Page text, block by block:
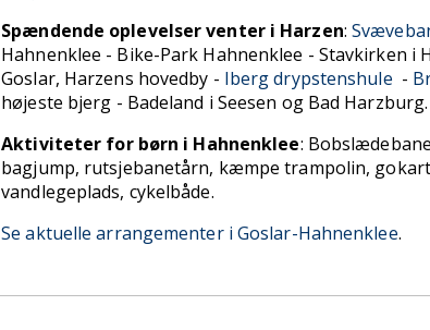
Spændende oplevelser venter i Harzen:
Hahnenklee - Bike-Park Hahnenklee - Stavkirken i
Goslar, Harzens hovedby - Iberg drypstenshule -
højeste bjerg - Badeland i Seesen og Bad Harzburg.
Aktiviteter for børn i Hahnenklee:
bagjump, rutsjebanetårn, kæmpe trampolin,
vandlegeplads, cykelbåde.
Se aktuelle arrangementer i Goslar-Hahnenklee.